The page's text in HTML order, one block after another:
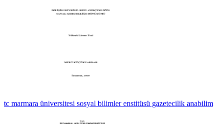
tc marmara üniversitesi sosyal bilimler enstitüsü gazetecilik anabilim